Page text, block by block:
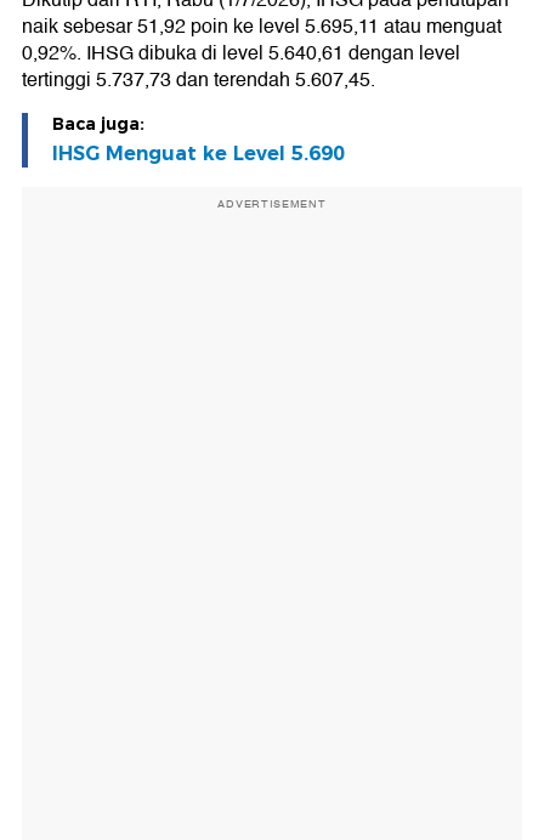
naik sebesar 51,92 poin ke level 5.695,11 atau menguat
0,92%. IHSG dibuka di level 5.640,61 dengan level
tertinggi 5.737,73 dan terendah 5.607,45.
Baca juga:
IHSG Menguat ke Level 5.690
ADVERTISEMENT